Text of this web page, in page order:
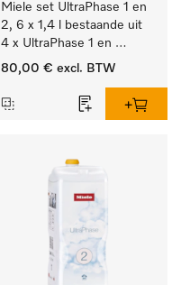
Miele set UltraPhase 1 en
2, 6 x 1,4 l bestaande uit
4 x UltraPhase 1 en
2 x UltraPhase 2.
80,00 € excl. BTW